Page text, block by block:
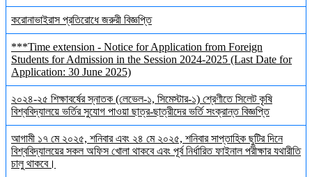
করোনাভাইরাস প্রতিরোধে জরুরী বিজ্ঞপ্তি
***Time extension - Notice for Application from Foreign
Students for Admission in the Session 2024-2025 (Last Date for
Application: 30 June 2025)
২০২৪-২৫ শিক্ষাবর্ষের স্নাতক (লেভেল-১, সিমেস্টার-১) শ্রেণীতে সিলেট কৃষি
বিশ্ববিদ্যালয়ে ভর্তির সুযোগ পাওয়া ছাত্র-ছাত্রীদের ভর্তি সংক্রান্ত বিজ্ঞপ্তি
আগামী ১৭ মে ২০২৫, শনিবার এবং ২৪ মে ২০২৫, শনিবার সাপ্তাহিক ছুটির দিনে
বিশ্ববিদ্যালয়ের সকল অফিস খোলা থাকবে এবং পূর্ব নির্ধারিত ফাইনাল পরীক্ষার যথারীতি
চালু থাকবে।